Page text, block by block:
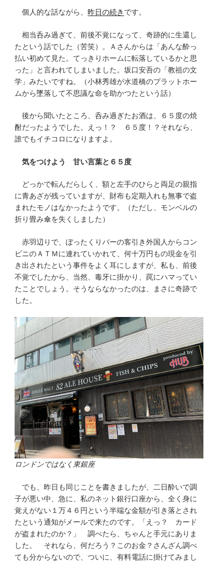
個人的な話ながら、 昨日の続き です。
相当呑み過ぎて、前後不覚になって、奇跡的に生還し
たという話でした（苦笑）。Ａさんからは「あんな酔っ
払い初めて見た。てっきりホームに転落しているかと思
った」と言われてしまいました。坂口安吾の「教祖の文
学」みたいですね。（小林秀雄が水道橋のプラットホー
ムから墜落して不思議な命を助かつたという話）
後から聞いたところ、呑み過ぎたお酒は、６５度の焼
酎だったようでした。えっ！？ ６５度！？それなら、
誰でもイチコロになりますよ。
気をつけよう 甘い言葉と６５度
どっかで転んだらしく、額と左手のひらと両足の親指
に青あざが残っていますが、財布も定期入れも無事で盗
まれたモノはなかったようです。（ただし、モンベルの
折り畳み傘を失くしました）
赤羽辺りで、ぼったくりバーの客引き外国人からコン
ビニのＡＴＭに連れていかれて、何十万円もの現金を引
き出されたという事件をよく耳にしますが、私も、前後
不覚でしたから、当然、毒牙に掛かり、罠にハマってい
たことでしょう。そうならなかったのは、まさに奇跡で
した。
ロンドンではなく東銀座
でも、昨日も同じことを書きましたが、二日酔いで調
子が悪い中、急に、私のネット銀行口座から、全く身に
覚えがない１万４６円という半端な金額が引き落とされ
たという通知がメールで来たのです。「えっ？ カード
が盗まれたのか？」 調べたら、ちゃんと手元にありま
した。 それなら、何だろう？このお金？さんざん調べ
ても分からないので、ついに、有料電話に掛けてみまし